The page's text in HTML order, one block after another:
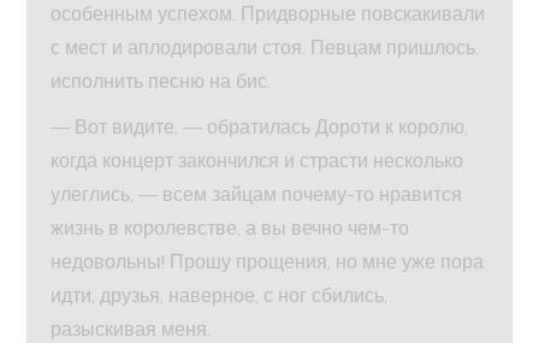
особенным успехом. Придворные повскакивали
с мест и аплодировали стоя. Певцам пришлось.
исполнить песню на бис.
— Вот видите, — обратилась Дороти к королю,
когда концерт закончился и страсти несколько
улеглись, — всем зайцам почему-то нравится
жизнь в королевстве, а вы вечно чем-то
недовольны! Прошу прощения, но мне уже пора
идти, друзья, наверное, с ног сбились,
разыскивая меня.